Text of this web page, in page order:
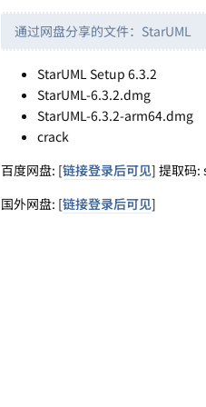
通过网盘分享的文件：StarUML
StarUML Setup 6.3.2
StarUML-6.3.2.dmg
StarUML-6.3.2-arm64.dmg
crack
百度网盘: [链接登录后可见] 提取码:
国外网盘: [链接登录后可见]